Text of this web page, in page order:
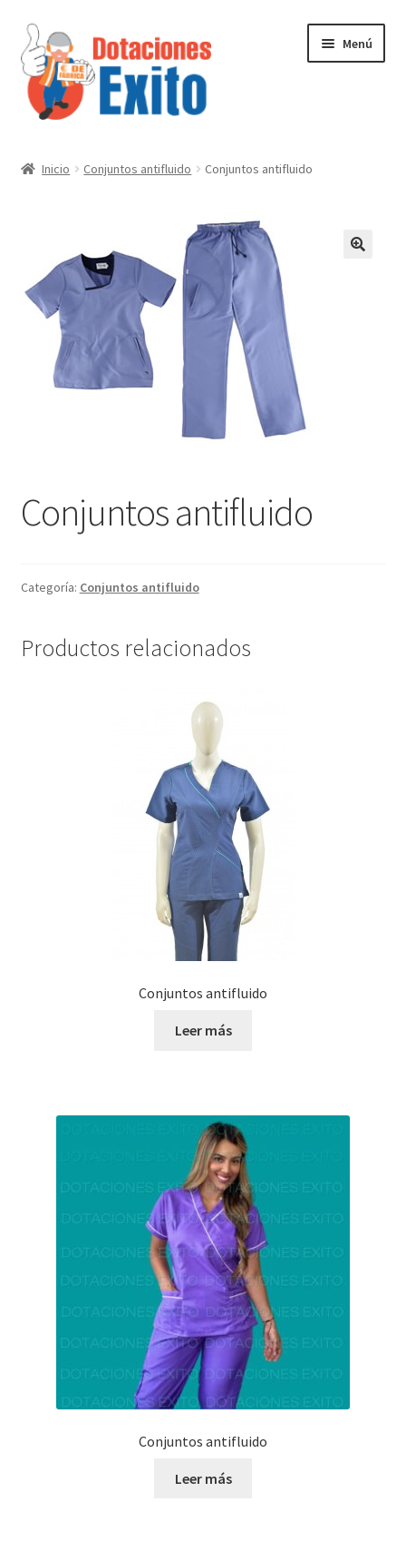
Ir
a
la
navegación
Ir
al
contenido
Menú
Inicio Conjuntos antifluido Conjuntos antifluido
Conjuntos antifluido
Categoría: Conjuntos antifluido
Productos relacionados
Conjuntos antifluido
Leer más
Conjuntos antifluido
Leer más